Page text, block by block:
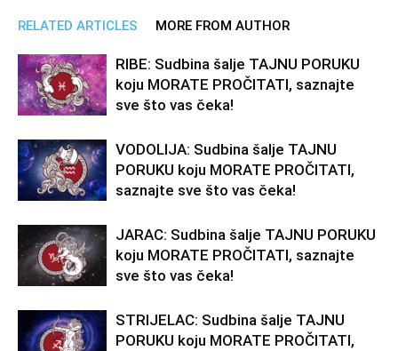
RELATED ARTICLES MORE FROM AUTHOR
RIBE: Sudbina šalje TAJNU PORUKU
koju MORATE PROČITATI, saznajte
sve što vas čeka!
VODOLIJA: Sudbina šalje TAJNU
PORUKU koju MORATE PROČITATI,
saznajte sve što vas čeka!
JARAC: Sudbina šalje TAJNU PORUKU
koju MORATE PROČITATI, saznajte
sve što vas čeka!
STRIJELAC: Sudbina šalje TAJNU
PORUKU koju MORATE PROČITATI,